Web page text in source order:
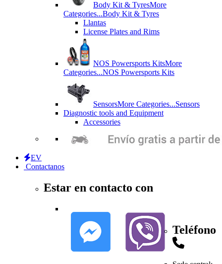
Body Kit & TyresMore
Categories...Body Kit & Tyres
Llantas
License Plates and Rims
NOS Powersports KitsMore
Categories...NOS Powersports Kits
SensorsMore Categories...Sensors
Diagnostic tools and Equipment
Accessories
EV
Contactanos
Estar en contacto con
Teléfono